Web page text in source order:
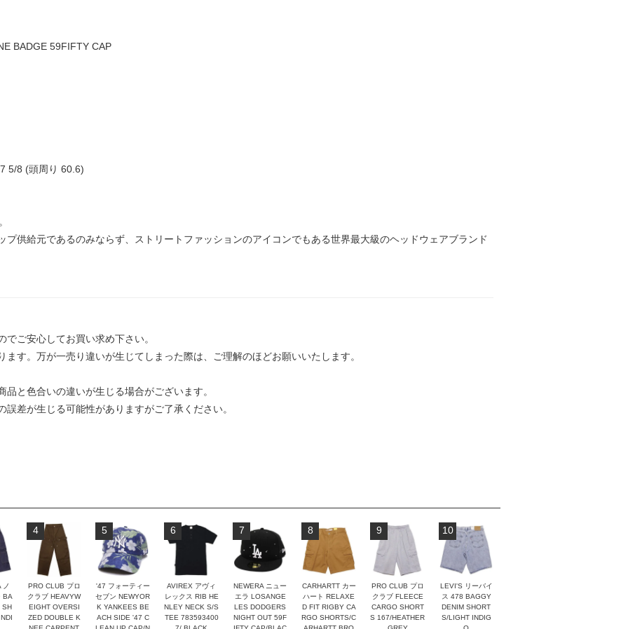
BADGE 59FIFTY CAP
5/8 (頭周り 60.6)
プ供給元であるのみならず、ストリートファッションのアイコンでもある世界最大級のヘッドウェアブランド
ご安心してお買い求め下さい。
す。万が一売り違いが生じてしまった際は、ご理解のほどお願いいたします。
と色合いの違いが生じる場合がございます。
差が生じる可能性がありますがご了承ください。
ノ
BA
SH
4
PRO CLUB プロ
クラブ HEAVYW
EIGHT OVERSI
ZED DOUBLE K
5
'47 フォーティー
セブン NEWYOR
K YANKEES BE
ACH SIDE '47 C
6
AVIREX アヴィ
レックス RIB HE
NLEY NECK S/S
TEE 783593400
7
NEWERA ニュー
エラ LOSANGE
LES DODGERS
NIGHT OUT 59F
8
CARHARTT カー
ハート RELAXE
D FIT RIGBY CA
RGO SHORTS/C
9
PRO CLUB プロ
クラブ FLEECE
CARGO SHORT
S 167/HEATHER
10
LEVI'S リーバイ
ス 478 BAGGY
DENIM SHORT
S/LIGHT INDIG